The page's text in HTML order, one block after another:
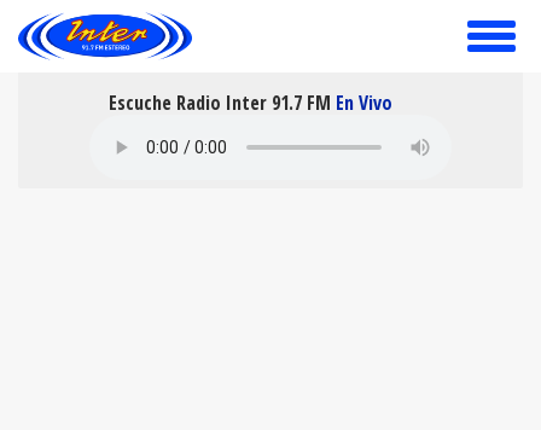
toggle
Escuche Radio Inter 91.7 FM En Vivo